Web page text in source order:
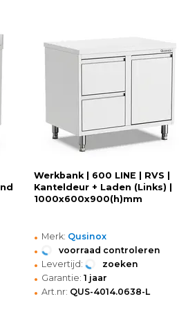
Werkbank | 600 LINE | RVS |
Kanteldeur + Laden (Links) |
1000x600x900(h)mm
• Merk: Qusinox
• voorraad controleren
• Levertijd: zoeken
• Garantie: 1 jaar
• Art.nr: QUS-4014.0638-L